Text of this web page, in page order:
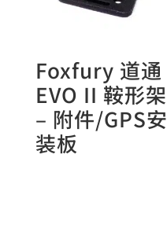
Foxfury 道通
EVO II 鞍形架
– 附件/GPS安
装板